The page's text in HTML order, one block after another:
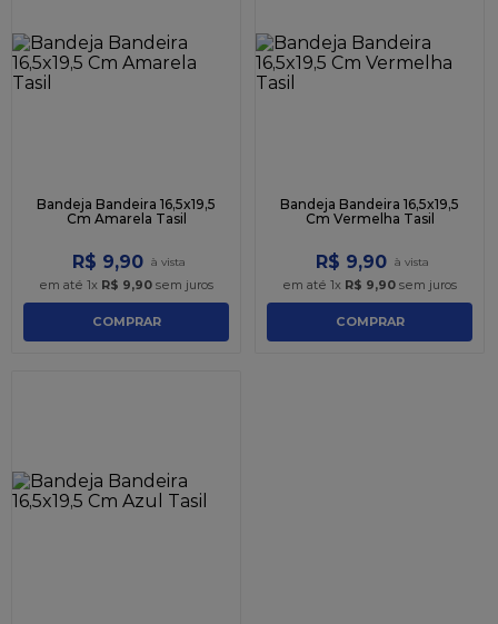
Bandeja Bandeira 16,5x19,5
Cm Amarela Tasil
R$ 9,90
em até 1x R$ 9,90 sem juros
COMPRAR
Bandeja Bandeira 16,5x19,5
Cm Vermelha Tasil
R$ 9,90
em até 1x R$ 9,90 sem juros
COMPRAR